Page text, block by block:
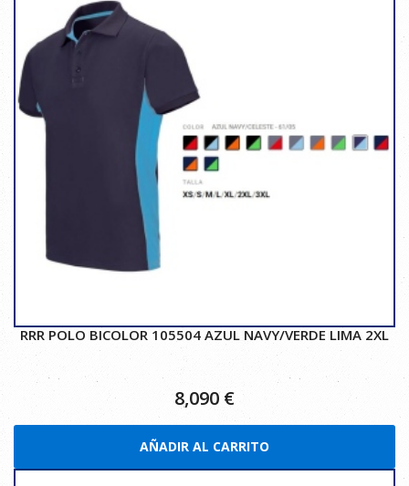
RRR POLO BICOLOR 105504 AZUL NAVY/VERDE LIMA 2XL
8,090 €
AÑADIR AL CARRITO